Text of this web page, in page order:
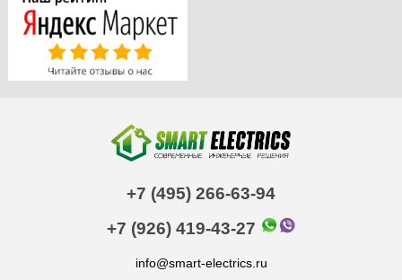
+7 (495) 266-63-94
+7 (926) 419-43-27
info@smart-electrics.ru